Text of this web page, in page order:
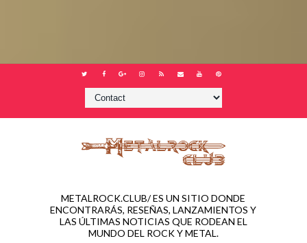
METALROCK.CLUB/ ES UN SITIO DONDE
ENCONTRARÁS, RESEÑAS, LANZAMIENTOS Y
LAS ÚLTIMAS NOTICIAS QUE RODEAN EL
MUNDO DEL ROCK Y METAL.